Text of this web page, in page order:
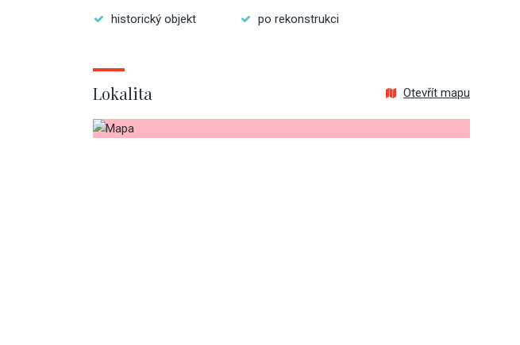
historický objekt po rekonstrukci
Lokalita Otevřít mapu